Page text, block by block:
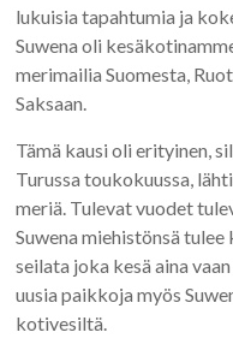
lukuisia tapahtumia ja
Suwena oli
merimailia Suomesta,
Saksaan.
Tämä kausi oli erityinen,
Turussa toukokuussa,
meriä. Tulevat vuodet
Suwena miehistönsä
seilata joka kesä aina
uusia paikkoja myös
kotivesiltä.